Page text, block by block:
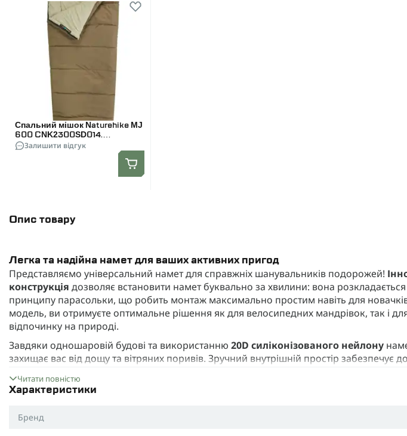
Опис товару
Легка та надійна намет для ваших активних пригод
Представляємо універсальний намет для справжніх шанувальників подорожей!
конструкція дозволяє встановити намет буквально за хвилини: вона
принципу парасольки, що робить монтаж максимально простим навіть для
модель, ви отримуєте оптимальне рішення як для велосипедних мандрівок, так і
відпочинку на природі.
Завдяки одношаровій будові та використанню 20D силіконізованого нейлону
захищає вас від дощу та вітряних поривів. Зручний внутрішній простір забезпечує
кемпінгову розкладачку
(розкладачка у комплект не входить).
Каркас із скловолокна робить намет не тільки стійким і довговічним, але й дуже
Читати повністю
Характеристики
Бренд
Спальний мішок Naturehike MJ
600 CNK2300SD014.
Коричневий
Залишити відгук